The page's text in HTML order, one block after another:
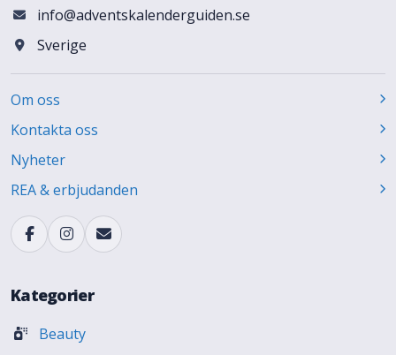
info@adventskalenderguiden.se
Sverige
Om oss
Kontakta oss
Nyheter
REA & erbjudanden
Kategorier
Beauty